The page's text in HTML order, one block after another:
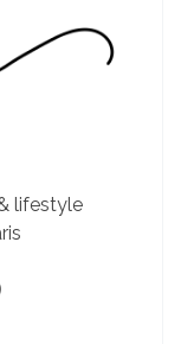
lifestyle